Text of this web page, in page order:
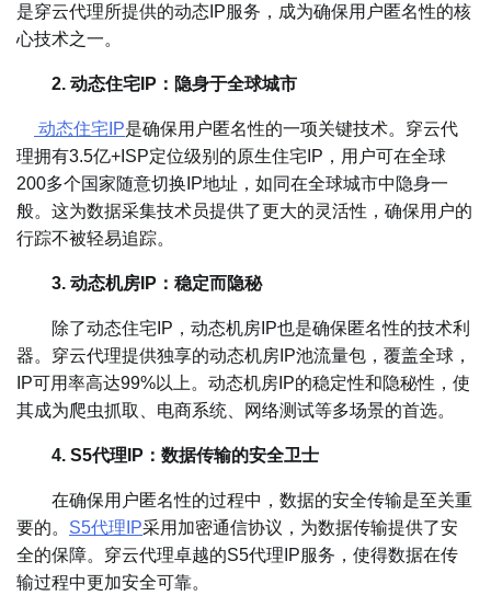
是穿云代理所提供的动态IP服务，成为确保用户匿名性的核
心技术之一。
2. 动态住宅IP：隐身于全球城市
动态住宅IP是确保用户匿名性的一项关键技术。穿云代
理拥有3.5亿+ISP定位级别的原生住宅IP，用户可在全球
200多个国家随意切换IP地址，如同在全球城市中隐身一
般。这为数据采集技术员提供了更大的灵活性，确保用户的
行踪不被轻易追踪。
3. 动态机房IP：稳定而隐秘
除了动态住宅IP，动态机房IP也是确保匿名性的技术利
器。穿云代理提供独享的动态机房IP池流量包，覆盖全球，
IP可用率高达99%以上。动态机房IP的稳定性和隐秘性，使
其成为爬虫抓取、电商系统、网络测试等多场景的首选。
4. S5代理IP：数据传输的安全卫士
在确保用户匿名性的过程中，数据的安全传输是至关重
要的。 S5代理IP采用加密通信协议，为数据传输提供了安
全的保障。穿云代理卓越的S5代理IP服务，使得数据在传
输过程中更加安全可靠。